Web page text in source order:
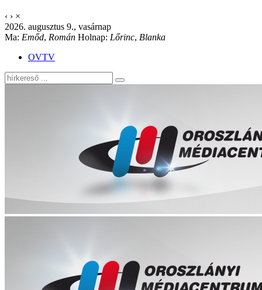
‹ › ×
2026. augusztus 9., vasárnap
Ma: Emőd, Román Holnap: Lőrinc, Blanka
OVTV